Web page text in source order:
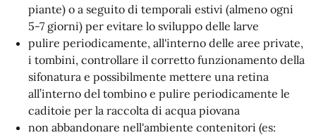
piante) o a seguito di temporali estivi (almeno ogni
5-7 giorni) per evitare lo sviluppo delle larve
pulire periodicamente, all'interno delle aree private,
i tombini, controllare il corretto funzionamento della
sifonatura e possibilmente mettere una retina
all’interno del tombino e pulire periodicamente le
caditoie per la raccolta di acqua piovana
non abbandonare nell'ambiente contenitori (es: